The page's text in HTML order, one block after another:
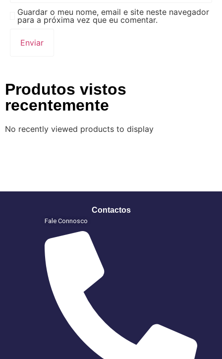
Guardar o meu nome, email e site neste navegador
para a próxima vez que eu comentar.
Produtos vistos
recentemente
No recently viewed products to display
Contactos
Fale Connosco